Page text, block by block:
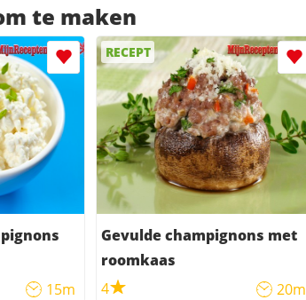
te maken
15m
RECEPT
Gevulde champignons met
roomkaas
4
20m